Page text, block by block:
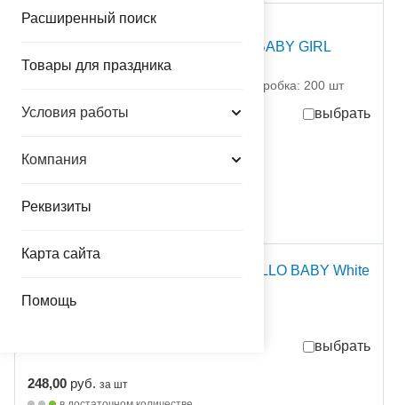
Расширенный поиск
Товары для праздника
Условия работы
Компания
Реквизиты
Карта сайта
Помощь
распродажа
ПД ФИГУРА Малыш BABY GIRL
1207-4371 ПатиДеко
партия поставки: 1 шт коробка: 200 шт
выбрать
86,50
ПД ФИГУРА Боди HELLO BABY White
выбрать
248,00 руб. за шт